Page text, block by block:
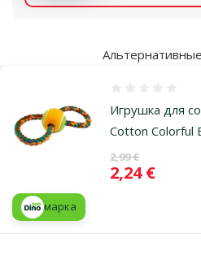
Игрушка для
Cotton Colorful
Исходная цена
2,99 €
Цена
2,24 €
марка